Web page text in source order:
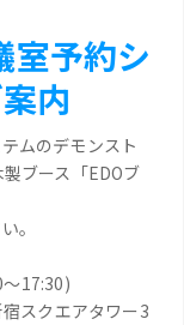
室予約シ
内
ムのデモンスト
ブース「EDOブ
。
17:30)
スクエアタワー3